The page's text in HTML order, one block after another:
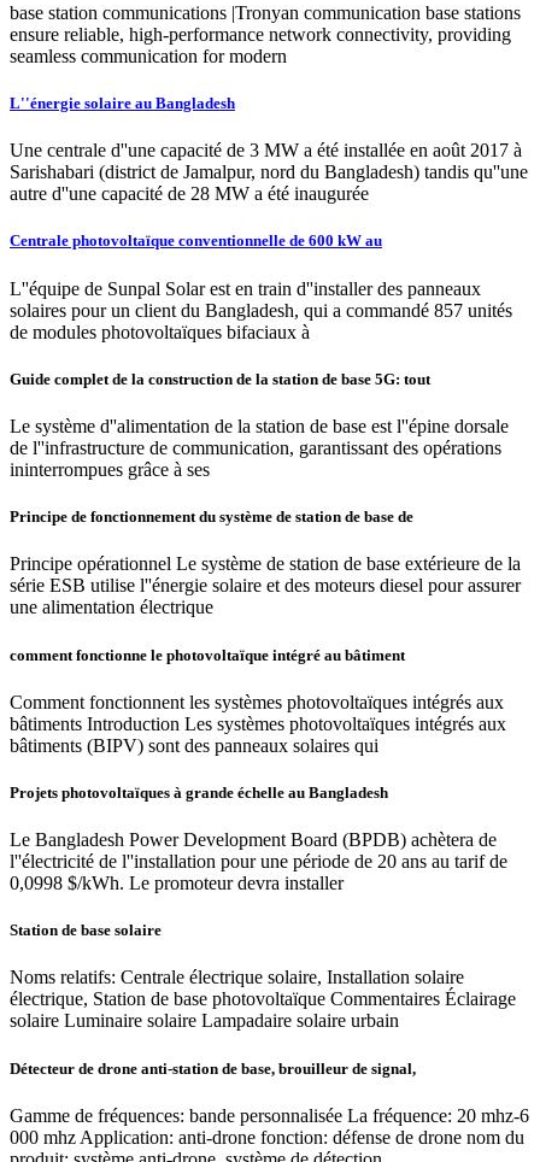
base station communications |Tronyan communication base stations
ensure reliable, high-performance network connectivity, providing
seamless communication for modern
L''énergie solaire au Bangladesh
Une centrale d''une capacité de 3 MW a été installée en août 2017 à
Sarishabari (district de Jamalpur, nord du Bangladesh) tandis qu''une
autre d''une capacité de 28 MW a été inaugurée
Centrale photovoltaïque conventionnelle de 600 kW au
L''équipe de Sunpal Solar est en train d''installer des panneaux
solaires pour un client du Bangladesh, qui a commandé 857 unités
de modules photovoltaïques bifaciaux à
Guide complet de la construction de la station de base 5G: tout
Le système d''alimentation de la station de base est l''épine dorsale
de l''infrastructure de communication, garantissant des opérations
ininterrompues grâce à ses
Principe de fonctionnement du système de station de base de
Principe opérationnel Le système de station de base extérieure de la
série ESB utilise l''énergie solaire et des moteurs diesel pour assurer
une alimentation électrique
comment fonctionne le photovoltaïque intégré au bâtiment
Comment fonctionnent les systèmes photovoltaïques intégrés aux
bâtiments Introduction Les systèmes photovoltaïques intégrés aux
bâtiments (BIPV) sont des panneaux solaires qui
Projets photovoltaïques à grande échelle au Bangladesh
Le Bangladesh Power Development Board (BPDB) achètera de
l''électricité de l''installation pour une période de 20 ans au tarif de
0,0998 $/kWh. Le promoteur devra installer
Station de base solaire
Noms relatifs: Centrale électrique solaire, Installation solaire
électrique, Station de base photovoltaïque Commentaires Éclairage
solaire Luminaire solaire Lampadaire solaire urbain
Détecteur de drone anti-station de base, brouilleur de signal,
Gamme de fréquences: bande personnalisée La fréquence: 20 mhz-6
000 mhz Application: anti-drone fonction: défense de drone nom du